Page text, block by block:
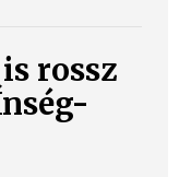
rossz